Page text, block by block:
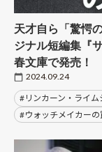
天才自ら「驚愕
ジナル短編集『
春文庫で発売！
2024.09.24
#リンカーン・ライム
#ウォッチメイカーの